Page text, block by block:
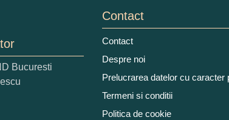
acestui produs?
3 4
Bucuresti
Contact
Contact
Despre noi
Prelucrarea datelor cu caracter
Termeni si conditii
Politica de cookie